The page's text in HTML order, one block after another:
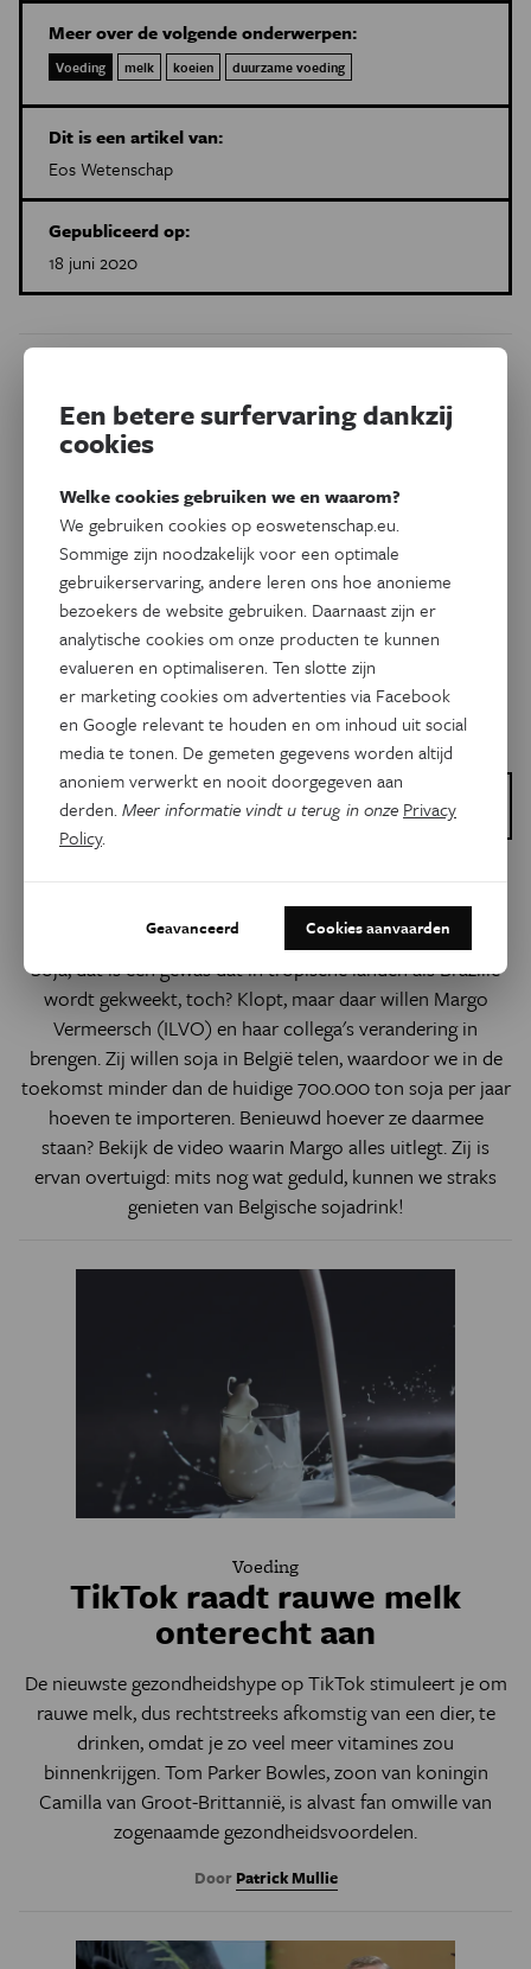
Meer over de volgende onderwerpen:
Voeding melk koeien duurzame voeding
Dit is een artikel van:
Eos Wetenschap
Gepubliceerd op:
18 juni 2020
Facebook Twitter Linkedin
Gerelateerde artikels
Dit is een artikel van:
Wetenschap Uitgedokterd
Soja 'made in Belgium'
Soja, dat is een gewas dat in tropische landen als Brazilië
wordt gekweekt, toch? Klopt, maar daar willen Margo
Vermeersch (ILVO) en haar collega's verandering in
brengen. Zij willen soja in België telen, waardoor we in de
toekomst minder dan de huidige 700.000 ton soja per jaar
hoeven te importeren. Benieuwd hoever ze daarmee
staan? Bekijk de video waarin Margo alles uitlegt. Zij is
ervan overtuigd: mits nog wat geduld, kunnen we straks
genieten van Belgische sojadrink!
Voeding
TikTok raadt rauwe melk
onterecht aan
De nieuwste gezondheidshype op TikTok stimuleert je om
rauwe melk, dus rechtstreeks afkomstig van een dier, te
drinken, omdat je zo veel meer vitamines zou
binnenkrijgen. Tom Parker Bowles, zoon van koningin
Camilla van Groot-Brittannië, is alvast fan omwille van
zogenaamde gezondheidsvoordelen.
Door Patrick Mullie
Een betere surfervaring dankzij
cookies
Welke cookies gebruiken we en waarom?
We gebruiken cookies op eoswetenschap.eu.
Sommige zijn noodzakelijk voor een optimale
gebruikerservaring, andere leren ons hoe anonieme
bezoekers de website gebruiken. Daarnaast zijn er
analytische cookies om onze producten te kunnen
evalueren en optimaliseren. Ten slotte zijn
er marketing cookies om advertenties via Facebook
en Google relevant te houden en om inhoud uit social
media te tonen. De gemeten gegevens worden altijd
anoniem verwerkt en nooit doorgegeven aan
derden.Meer informatie vindt u terug in onze Privacy
Policy.
Geavanceerd Cookies aanvaarden